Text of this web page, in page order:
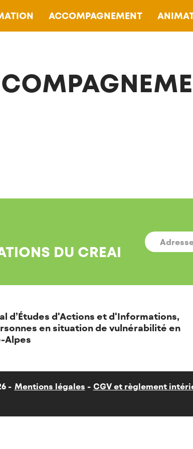
ACCOMPAGNEMENT
DU CREAI
E-
MAIL *
d’Études d'Actions et d'Informations,
en situation de vulnérabilité en
Alpes
- Mentions légales CGV et règlement